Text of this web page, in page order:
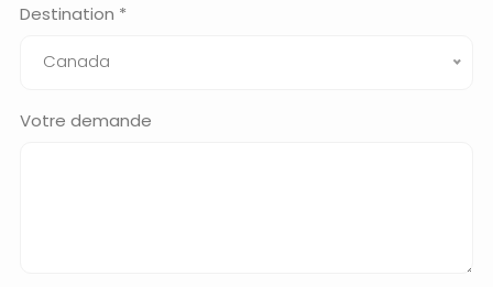
Destination *
Canada
Votre demande